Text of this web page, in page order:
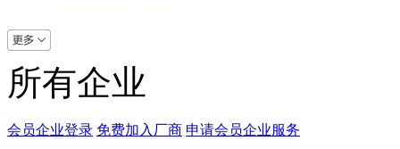
所有企业
会员企业登录 免费加入厂商 申请会员企业服务